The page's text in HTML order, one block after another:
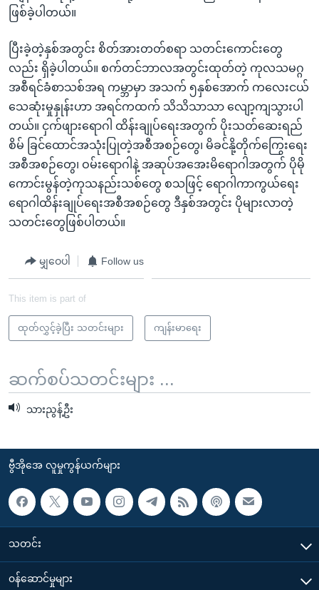
ဖြစ်ခဲ့ပါတယ်။
ပြီးခဲ့တဲ့နှစ်အတွင်း စိတ်အားတတ်စရာ သတင်းကောင်းတွေ
လည်း ရှိခဲ့ပါတယ်။ စက်တင်ဘာလအတွင်းထုတ်တဲ့ ကုလသမဂ္ဂ
အစီရင်ခံစာသစ်အရ ကမ္ဘာမှာ အသက် ၅နှစ်အောက် ကလေးငယ်
သေဆုံးမှုနှုန်းဟာ အရင်ကထက် သိသိသာသာ လျော့ကျသွားပါ
တယ်။ ငှက်ဖျားရောဂါ ထိန်းချုပ်ရေးအတွက် ပိုးသတ်ဆေးရည်
စိမ် ခြင်ထောင်အသုံးပြုတဲ့အစီအစဉ်တွေ၊ မိခင်နို့တိုက်ကြွေးရေး
အစီအစဉ်တွေ၊ ဝမ်းရောဂါနဲ့ အဆုပ်အအေးမိရောဂါအတွက် ပိုမို
ကောင်းမွန်တဲ့ကုသနည်းသစ်တွေ စသဖြင့် ရောဂါကာကွယ်ရေး
ရောဂါထိန်းချုပ်ရေးအစီအစဉ်တွေ ဒီနှစ်အတွင်း ပိုများလာတဲ့
သတင်းတွေဖြစ်ပါတယ်။
မျှဝေပါ Follow us
This item is part of
ထုတ်လွှင့်ခဲ့ပြီး သတင်းများ ကျန်းမာရေး
ဆက်စပ်သတင်းများ ...
သားညွန့်ဦး
ဗွီအိုအေ လူမှုကွန်ယက်များ
သတင်း
၀န်ဆောင်မှုများ